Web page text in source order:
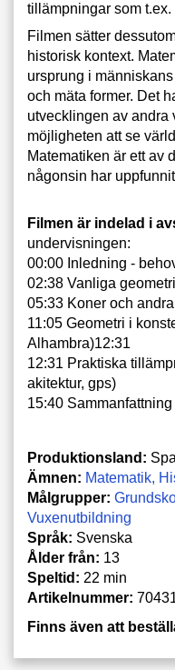
tillämpningar som t.ex.
Filmen sätter
historisk kontext.
ursprung i
och mäta former. Det
utvecklingen av andra
möjligheten att se
Matematiken är ett av
någonsin har
Filmen är indelad i
undervisningen:
00:00 Inledning -
02:38 Vanliga
05:33 Koner och
11:05 Geometri i
Alhambra)12:31
12:31 Praktiska
akitektur, gps)
15:40 Sammanfattning
Produktionsland:
Ämnen: Matematik
Målgrupper:
Vuxenutbildning
Språk: Svenska
Ålder från: 13
Speltid: 22 min
Artikelnummer:
Finns även att